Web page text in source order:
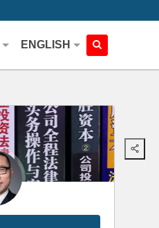
ENGLISH